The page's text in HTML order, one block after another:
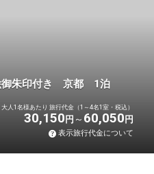
御朱印付き 京都 1泊
大人1名様あたり 旅行代金（1～4名1室・税込）
30,150 円 60,050 円
表示旅行代金について